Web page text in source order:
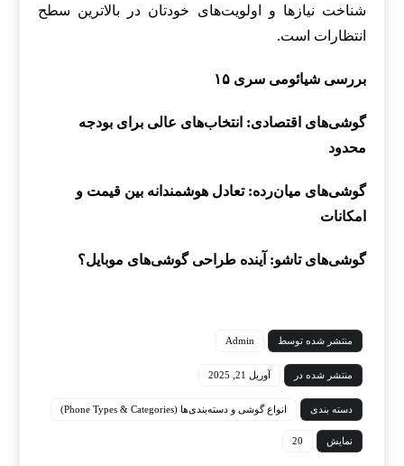
شناخت نیازها و اولویت‌های خودتان در بالاترین سطح
انتظارات است.
بررسی شیائومی سری ۱۵
گوشی‌های اقتصادی: انتخاب‌های عالی برای بودجه
محدود
گوشی‌های میان‌رده: تعادل هوشمندانه بین قیمت و
امکانات
گوشی‌های تاشو: آینده طراحی گوشی‌های موبایل؟
منتشر شده توسط Admin
منتشر شده در آوریل 21, 2025
دسته بندی انواع گوشی و دسته‌بندی‌ها (Phone Types & Categories)
نمایش 20